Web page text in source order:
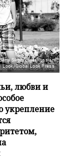
Sikorskaya/Russian
Look/Global Look Press
любви и
укрепление